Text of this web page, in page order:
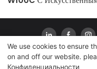
Времени.
We use cookies to ensure
on and off our website.
Конфиденциальности